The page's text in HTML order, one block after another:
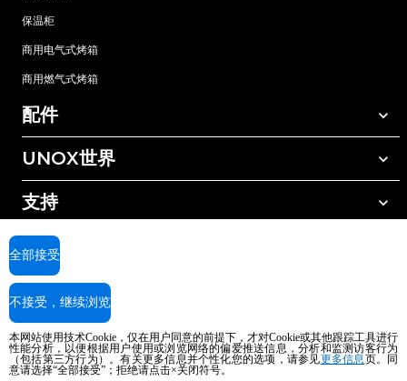
保温柜
商用电气式烤箱
商用燃气式烤箱
配件
所有配件
手动清洗清洁剂
树脂过滤水处理
反渗透水处理
UNOX世界
我们在全球的办事处
支持
UNOX质保
查找经销商
查找服务中心
版权所有2026 UNOX SpA保留所有权利。Reg.Imp.Padova n°04230750285 -
REA Padova 372835 - Cap.Soc.5.000.000€iv - 增值税/税号04230750285 - IT
WEEE Reg. No. IT08020000000377
AI Content Disclaimer
本网站使用技术Cookie，仅在用户同意的前提下，才对Cookie或其他跟踪工具进行
性能分析，以便根据用户使用或浏览网络的偏爱推送信息，分析和监测访客行为
（包括第三方行为）。有关更多信息并个性化您的选项，请参见更多信息页。同
意请选择“全部接受”；拒绝请点击×关闭符号。
全部接受
不接受，继续浏览